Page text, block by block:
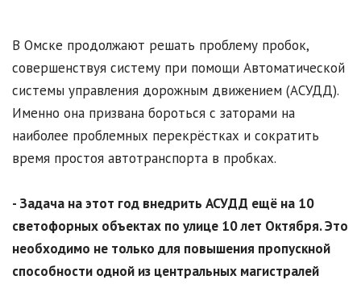
В Омске продолжают решать проблему пробок,
совершенствуя систему при помощи Автоматической
системы управления дорожным движением (АСУДД).
Именно она призвана бороться с заторами на
наиболее проблемных перекрёстках и сократить
время простоя автотранспорта в пробках.
- Задача на этот год внедрить АСУДД ещё на 10
светофорных объектах по улице 10 лет Октября. Это
необходимо не только для повышения пропускной
способности одной из центральных магистралей